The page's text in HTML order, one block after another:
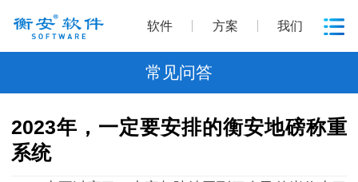
软件 方案 我们
常见问答
2023年，一定要安排的衡安地磅称重
系统